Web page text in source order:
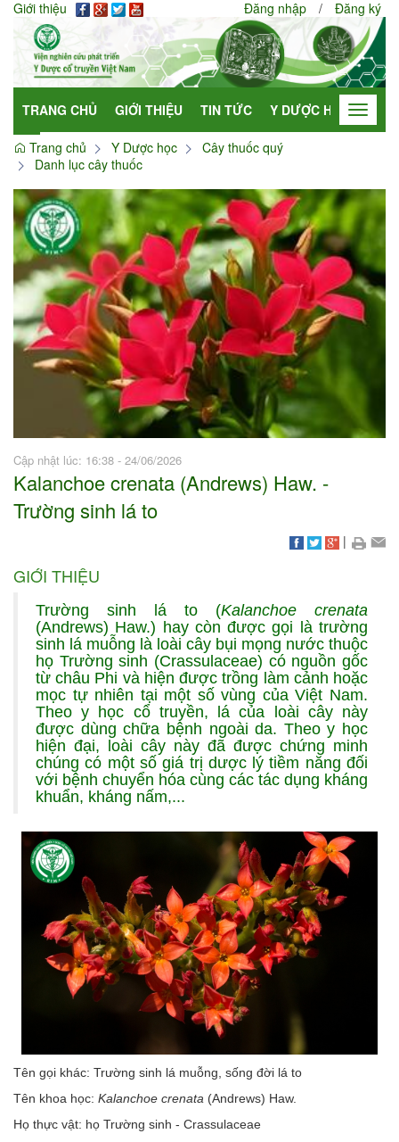
Giới thiệu Đăng nhập / Đăng ký
TRANG CHỦ GIỚI THIỆU TIN TỨC Y DƯỢC HỌC Toggle
Trang chủ
Y Dược học
Cây thuốc quý
Danh lục cây thuốc
Cập nhật lúc: 16:38 - 24/06/2026
Kalanchoe crenata (Andrews) Haw. -
Trường sinh lá to
|
GIỚI THIỆU
Trường sinh lá to (Kalanchoe crenata
(Andrews) Haw.) hay còn được gọi là trường
sinh lá muỗng là loài cây bụi mọng nước thuộc
họ Trường sinh (Crassulaceae) có nguồn gốc
từ châu Phi và hiện được trồng làm cảnh hoặc
mọc tự nhiên tại một số vùng của Việt Nam.
Theo y học cổ truyền, lá của loài cây này
được dùng chữa bệnh ngoài da. Theo y học
hiện đại, loài cây này đã được chứng minh
chúng có một số giá trị dược lý tiềm năng đối
với bệnh chuyển hóa cùng các tác dụng kháng
khuẩn, kháng nấm,...
Tên gọi khác: Trường sinh lá muỗng, sống đời lá to
Tên khoa học: Kalanchoe crenata (Andrews) Haw.
Họ thực vật: họ Trường sinh - Crassulaceae